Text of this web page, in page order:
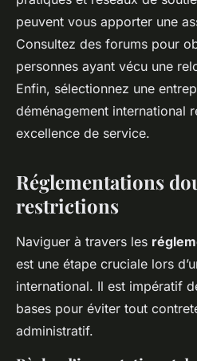
peuvent vous apporter une
Consultez des forums pour
personnes ayant vécu une
Enfin, sélectionnez une
déménagement international
excellence de service.
Réglementations
restrictions
Naviguer à travers les
est une étape cruciale lors
international. Il est impératif
bases pour éviter tout
administratif.